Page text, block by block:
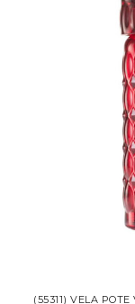
(55311) VELA